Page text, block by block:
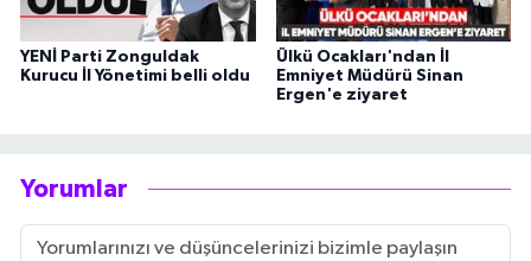
YENİ Parti Zonguldak
Kurucu İl Yönetimi belli oldu
Ülkü Ocakları'ndan İl
Emniyet Müdürü Sinan
Ergen'e ziyaret
Yorumlar